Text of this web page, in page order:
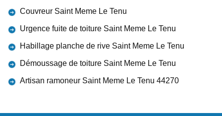
Couvreur Saint Meme Le Tenu
Urgence fuite de toiture Saint Meme Le Tenu
Habillage planche de rive Saint Meme Le Tenu
Démoussage de toiture Saint Meme Le Tenu
Artisan ramoneur Saint Meme Le Tenu 44270